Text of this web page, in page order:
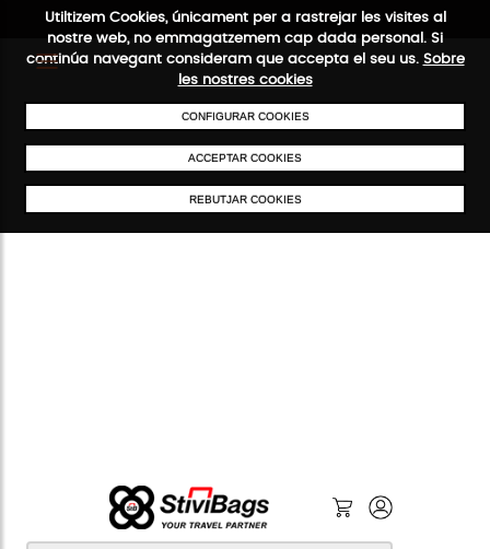
Utiltizem Cookies, únicament per a rastrejar les visites al
nostre web, no emmagatzemem cap dada personal. Si
continúa navegant consideram que accepta el seu us. Sobre
les nostres cookies
CONFIGURAR COOKIES
ACCEPTAR COOKIES
REBUTJAR COOKIES
ENVIAMENTS GRATUÏTS A PARTIR DE 50 €